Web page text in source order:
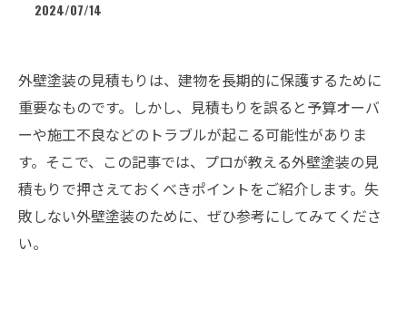
2024/07/14
外壁塗装の見積もりは、建物を長期的に保護するために
重要なものです。しかし、見積もりを誤ると予算オーバ
ーや施工不良などのトラブルが起こる可能性がありま
す。そこで、この記事では、プロが教える外壁塗装の見
積もりで押さえておくべきポイントをご紹介します。失
敗しない外壁塗装のために、ぜひ参考にしてみてくださ
い。